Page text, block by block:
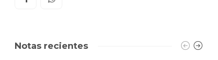
Notas recientes